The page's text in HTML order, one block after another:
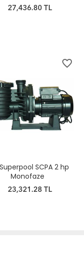
27,436.80 TL
favorite_border
SCPA 2 hp
Monofaze
23,321.28 TL